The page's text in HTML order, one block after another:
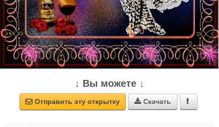
↓ Вы можете ↓
 Отправить эту открытку  Скачать 